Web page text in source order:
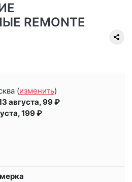
REMONTE
(изменить)
августа, 99 ₽
199 ₽